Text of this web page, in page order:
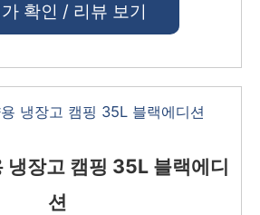
확인 / 리뷰 보기
냉장고 캠핑 35L 블랙에디
션